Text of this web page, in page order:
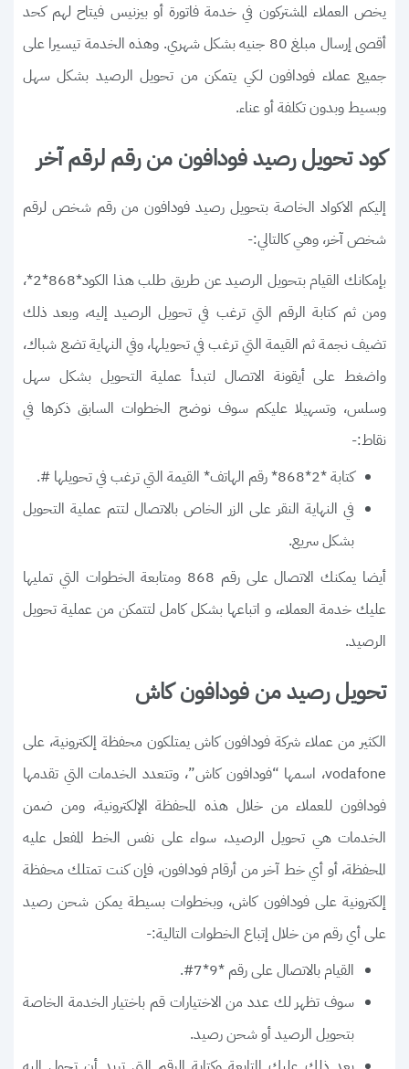
يخص العملاء المشتركون في خدمة فاتورة أو بيزنيس فيتاح لهم كحد
أقصى إرسال مبلغ 80 جنيه بشكل شهري. وهذه الخدمة تيسيرا على
جميع عملاء فودافون لكي يتمكن من تحويل الرصيد بشكل سهل
وبسيط وبدون تكلفة أو عناء.
كود تحويل رصيد فودافون من رقم لرقم آخر
إليكم الاكواد الخاصة بتحويل رصيد فودافون من رقم شخص لرقم
شخص آخر، وهي كالتالي:-
بإمكانك القيام بتحويل الرصيد عن طريق طلب هذا الكود*868*2*،
ومن ثم كتابة الرقم التي ترغب في تحويل الرصيد إليه، وبعد ذلك
تضيف نجمة ثم القيمة التي ترغب في تحويلها، وفي النهاية تضع شباك،
واضغط على أيقونة الاتصال لتبدأ عملية التحويل بشكل سهل
وسلس، وتسهيلا عليكم سوف نوضح الخطوات السابق ذكرها في
نقاط:-
كتابة *2*868* رقم الهاتف* القيمة التي ترغب في تحويلها #.
في النهاية النقر على الزر الخاص بالاتصال لتتم عملية التحويل
بشكل سريع.
أيضا يمكنك الاتصال على رقم 868 ومتابعة الخطوات التي تمليها
عليك خدمة العملاء، و اتباعها بشكل كامل لتتمكن من عملية تحويل
الرصيد.
تحويل رصيد من فودافون كاش
الكثير من عملاء شركة فودافون كاش يمتلكون محفظة إلكترونية، على
vodafone، اسمها “فودافون كاش”، وتتعدد الخدمات التي تقدمها
فودافون للعملاء من خلال هذه المحفظة الإلكترونية، ومن ضمن
الخدمات هي تحويل الرصيد، سواء على نفس الخط المفعل عليه
المحفظة، أو أي خط آخر من أرقام فودافون، فإن كنت تمتلك محفظة
إلكترونية على فودافون كاش، وبخطوات بسيطة يمكن شحن رصيد
على أي رقم من خلال إتباع الخطوات التالية:-
القيام بالاتصال على رقم *9*7#.
سوف تظهر لك عدد من الاختيارات قم باختيار الخدمة الخاصة
بتحويل الرصيد أو شحن رصيد.